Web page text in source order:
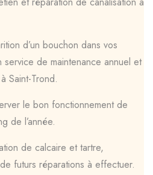
d’un bouchon dans vos
de maintenance annuel et
Saint-Trond.
le bon fonctionnement de
de l’année.
de calcaire et tartre,
futurs réparations à effectuer.